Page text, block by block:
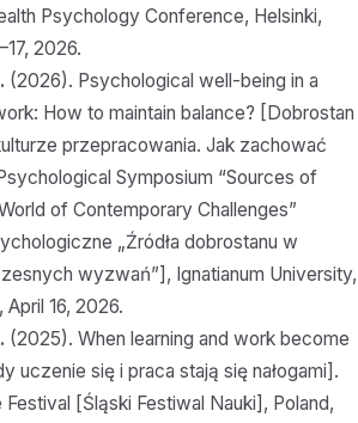
Psychology Conference, Helsinki,
2026.
(2026). Psychological well-being in a
How to maintain balance? [Dobrostan
przepracowania. Jak zachować
Symposium “Sources of
of Contemporary Challenges”
„Źródła dobrostanu w
wyzwań”], Ignatianum University,
April 16, 2026.
(2025). When learning and work become
uczenie się i praca stają się nałogami].
Festival [Śląski Festiwal Nauki], Poland,